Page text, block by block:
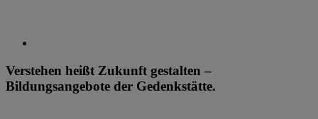
Verstehen heißt Zukunft gestalten –
Bildungsangebote der Gedenkstätte.